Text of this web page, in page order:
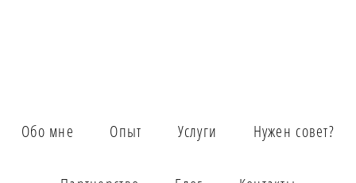
Обо мне Опыт Услуги Нужен совет?